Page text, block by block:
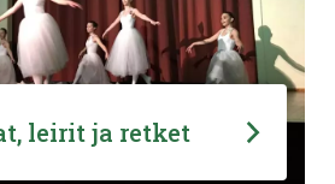
leirit ja retket